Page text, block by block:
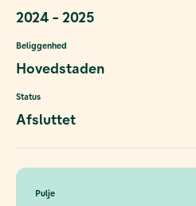
2024 - 2025
Beliggenhed
Hovedstaden
Status
Afsluttet
Pulje